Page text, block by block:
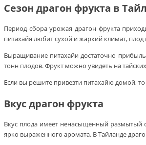
Сезон драгон фрукта в
Период сбора урожая драгон фрукта
питахайя любит сухой и жаркий климат,
Выращивание питахайи достаточно
тонн плодов. Фрукт можно увидеть на
Если вы решите привезти питахайю домой,
Вкус драгон фрукта
Вкус плода имеет ненасыщенный размытый
ярко выраженного аромата. В Тайланде